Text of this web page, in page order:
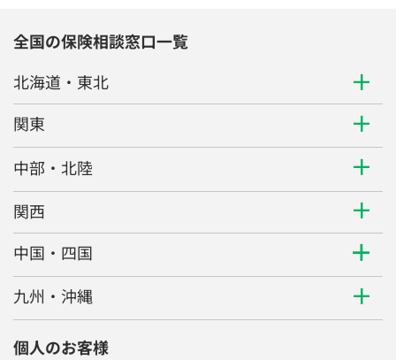
全国の保険相談窓口一覧
北海道・東北
関東
中部・北陸
関西
中国・四国
九州・沖縄
個人のお客様